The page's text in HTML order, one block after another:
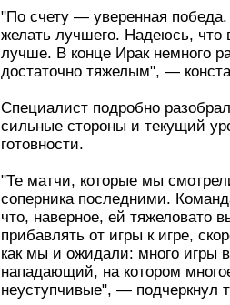
"По счету — уверенная
желать лучшего. Надеюсь,
лучше. В конце Ирак немного
достаточно тяжелым", —
Специалист подробно
сильные стороны и текущий
готовности.
"Те матчи, которые мы
соперника последними.
что, наверное, ей тяжеловато
прибавлять от игры к игре,
как мы и ожидали: много игры
нападающий, на котором
неуступчивые", — подчеркнул